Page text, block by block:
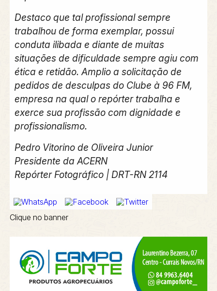
Destaco que tal profissional sempre
trabalhou de forma exemplar, possui
conduta ilibada e diante de muitas
situações de dificuldade sempre agiu com
ética e retidão. Amplio a solicitação de
pedidos de desculpas do Clube à 96 FM,
empresa na qual o repórter trabalha e
exerce sua profissão com dignidade e
profissionalismo.
Pedro Vitorino de Oliveira Junior
Presidente da ACERN
Repórter Fotográfico | DRT-RN 2114
Clique no banner